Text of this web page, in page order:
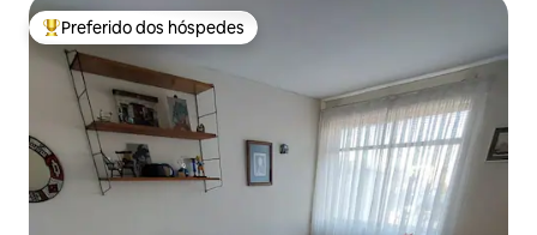
Entre os melhores preferidos dos hóspedes
Preferido dos hóspedes